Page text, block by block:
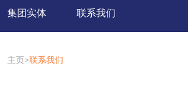
集团实体 联系我们
主页 联系我们